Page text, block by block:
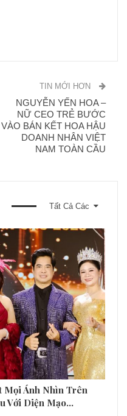
TIN MỚI HƠN
NGUYỄN YẾN HOA –
NỮ CEO TRẺ BƯỚC
VÀO BÁN KẾT HOA HẬU
DOANH NHÂN VIỆT
NAM TOÀN CẦU
Tất Cả Các
Mọi Ánh Nhìn Trên
Với Diện Mạo…